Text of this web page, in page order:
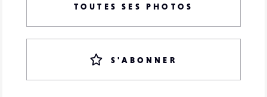
TOUTES SES PHOTOS
S'ABONNER